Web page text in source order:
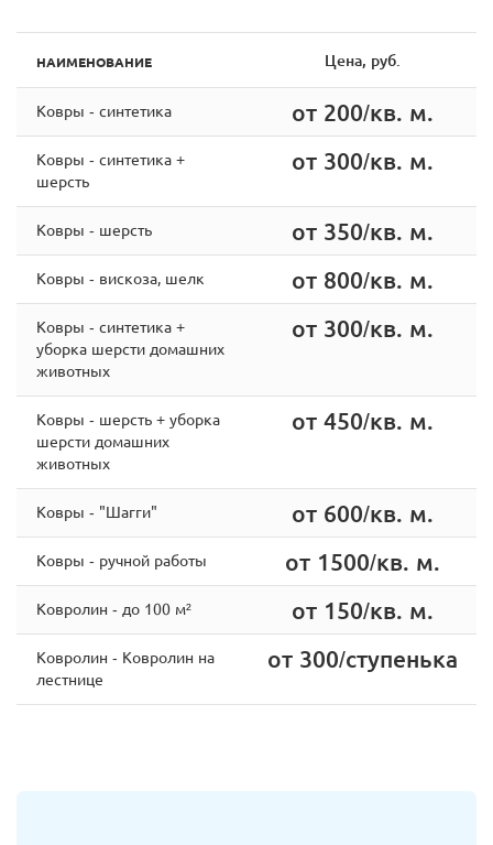
НАИМЕНОВАНИЕ Цена, руб.
Ковры - синтетика от 200/кв. м.
Ковры - синтетика +
шерсть
от 300/кв. м.
Ковры - шерсть от 350/кв. м.
Ковры - вискоза, шелк от 800/кв. м.
Ковры - cинтетика +
уборка шерсти домашних
животных
от 300/кв. м.
Ковры - шерсть + уборка
шерсти домашних
животных
от 450/кв. м.
Ковры - "Шагги" от 600/кв. м.
Ковры - ручной работы от 1500/кв. м.
Ковролин - до 100 м² от 150/кв. м.
Ковролин - Ковролин на
лестнице
от 300/ступенька